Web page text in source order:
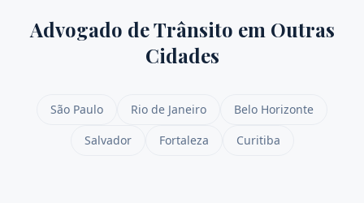
Advogado de Trânsito em Outras
Cidades
São Paulo Rio de Janeiro
Belo Horizonte
Salvador
Fortaleza Curitiba